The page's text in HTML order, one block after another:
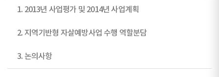
1. 2013년 사업평가 및 2014년 사업계획
2. 지역기반형 자살예방사업 수행 역할분담
3. 논의사항